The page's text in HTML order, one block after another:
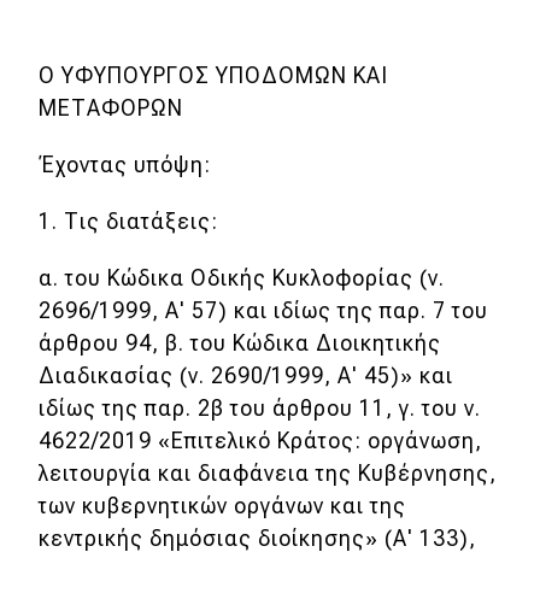
Ο ΥΦΥΠΟΥΡΓΟΣ ΥΠΟΔΟΜΩΝ ΚΑΙ
ΜΕΤΑΦΟΡΩΝ
Έχοντας υπόψη:
1. Τις διατάξεις:
α. του Κώδικα Οδικής Κυκλοφορίας (ν.
2696/1999, Α' 57) και ιδίως της παρ. 7 του
άρθρου 94, β. του Κώδικα Διοικητικής
Διαδικασίας (ν. 2690/1999, Α' 45)» και
ιδίως της παρ. 2β του άρθρου 11, γ. του ν.
4622/2019 «Επιτελικό Κράτος: οργάνωση,
λειτουργία και διαφάνεια της Κυβέρνησης,
των κυβερνητικών οργάνων και της
κεντρικής δημόσιας διοίκησης» (Α' 133),